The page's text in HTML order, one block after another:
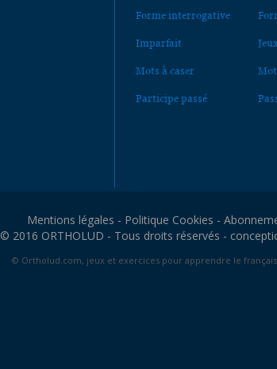
Forme interrogative
Imparfait
Mots à caser
Participe passé
Mentions légales - Politique Cookies -
© 2016 ORTHOLUD - Tous droits réservés -
© Ortholud.com, jeux et exercices pour apprendre le français